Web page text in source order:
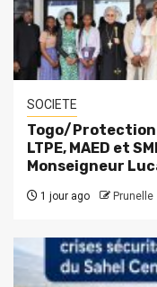
SOCIETE
Togo/Protection
LTPE, MAED et
Monseigneur
1 jour ago Prunelle